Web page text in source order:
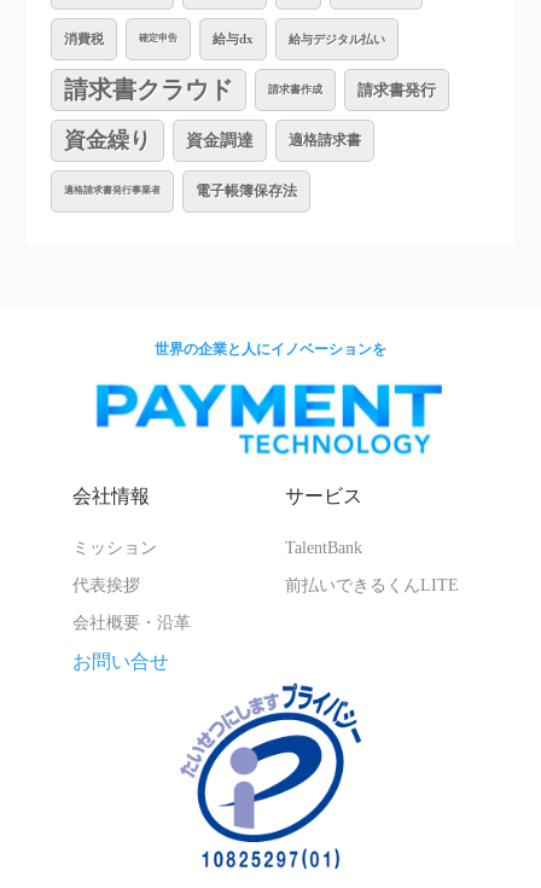
消費税 確定申告 給与dx 給与デジタル払い
請求書クラウド 請求書作成 請求書発行
資金繰り 資金調達 適格請求書
適格請求書発行事業者 電子帳簿保存法
世界の企業と人にイノベーションを
会社情報
ミッション
代表挨拶
会社概要・沿革
サービス
TalentBank
前払いできるくんLITE
お問い合せ